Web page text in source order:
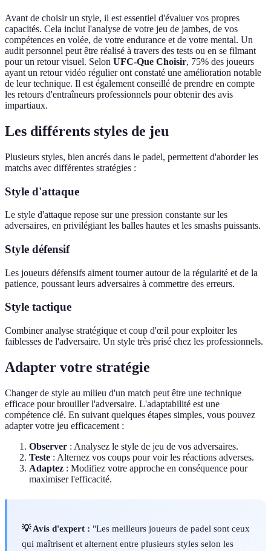
Avant de choisir un style, il est essentiel d'évaluer vos propres
capacités. Cela inclut l'analyse de votre jeu de jambes, de vos
compétences en volée, de votre endurance et de votre mental. Un
audit personnel peut être réalisé à travers des tests ou en se filmant
pour un retour visuel. Selon UFC-Que Choisir, 75% des joueurs
ayant un retour vidéo régulier ont constaté une amélioration notable
de leur technique. Il est également conseillé de prendre en compte
les retours d'entraîneurs professionnels pour obtenir des avis
impartiaux.
Les différents styles de jeu
Plusieurs styles, bien ancrés dans le padel, permettent d'aborder les
matchs avec différentes stratégies :
Style d'attaque
Le style d'attaque repose sur une pression constante sur les
adversaires, en privilégiant les balles hautes et les smashs puissants.
Style défensif
Les joueurs défensifs aiment tourner autour de la régularité et de la
patience, poussant leurs adversaires à commettre des erreurs.
Style tactique
Combiner analyse stratégique et coup d'œil pour exploiter les
faiblesses de l'adversaire. Un style très prisé chez les professionnels.
Adapter votre stratégie
Changer de style au milieu d'un match peut être une technique
efficace pour brouiller l'adversaire. L'adaptabilité est une
compétence clé. En suivant quelques étapes simples, vous pouvez
adapter votre jeu efficacement :
Observer : Analysez le style de jeu de vos adversaires.
Teste : Alternez vos coups pour voir les réactions adverses.
Adaptez : Modifiez votre approche en conséquence pour
maximiser l'efficacité.
💡 Avis d'expert : "Les meilleurs joueurs de padel sont ceux
qui maîtrisent et alternent entre plusieurs styles selon les